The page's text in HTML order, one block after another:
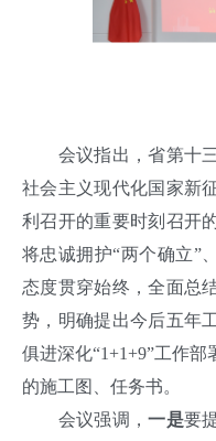
会议指出，省第十三
社会主义现代化国家新
利召开的重要时刻召开
将忠诚拥护“两个确立”
态度贯穿始终，全面总
势，明确提出今后五年
俱进深化“1+1+9”工作
的施工图、任务书。
会议强调，一是要